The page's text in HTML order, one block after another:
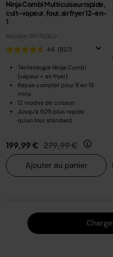
Ninja Combi Multicuiseur rapide,
cuit-vapeur, four, air fryer 12-en-
1
Modèle: SFP700EU
4.6 (827)
Technologie Ninja Combi
(vapeur + air fryer)
Repas complet pour 8 en 15
mins
12 modes de cuisson
Jusqu'à 50% plus rapide
qu'un four standard
199,99 € Prix réduit de
279,99 € au
Ajouter au panier